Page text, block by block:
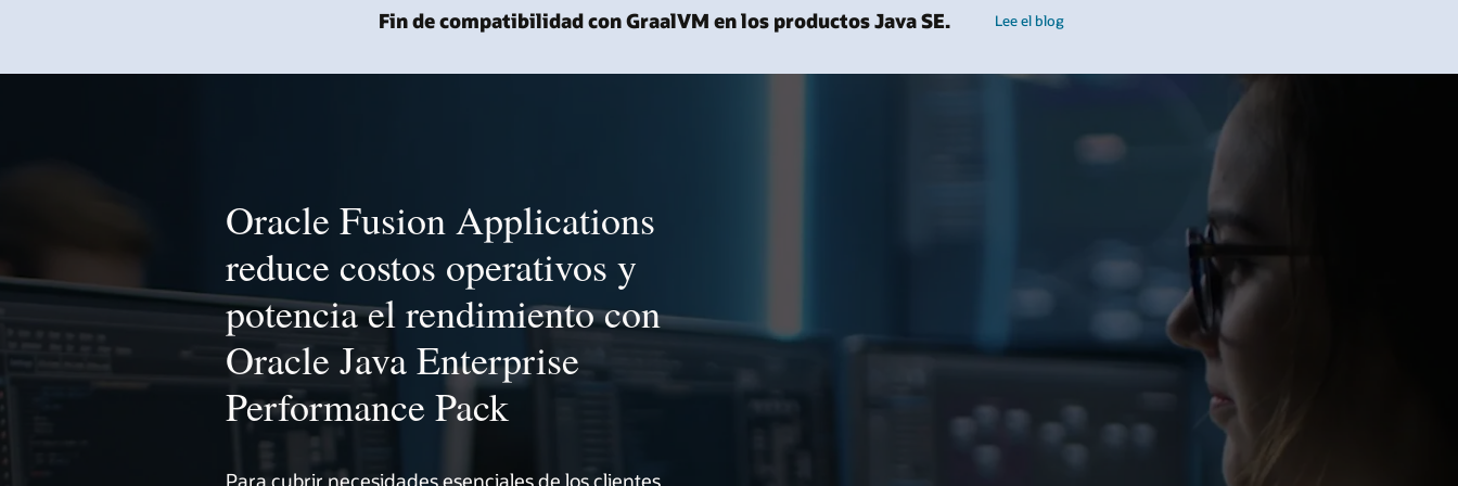
Fin de compatibilidad con GraalVM en los productos Java SE. Lee el blog
Oracle Fusion Applications
reduce costos operativos y
potencia el rendimiento con
Oracle Java Enterprise
Performance Pack
Para cubrir necesidades esenciales de los clientes